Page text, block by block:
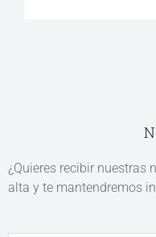
¿Quieres recibir nuestras
alta y te mantendremos